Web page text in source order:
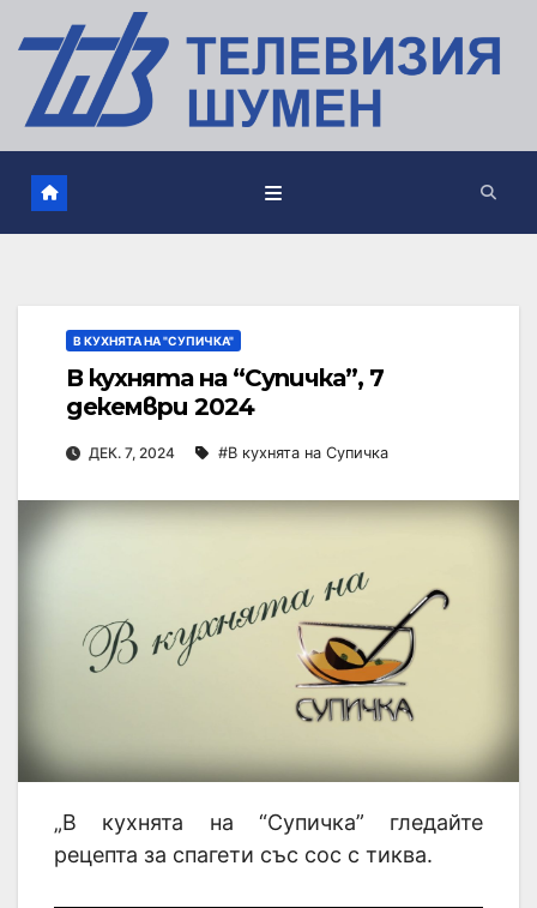
В КУХНЯТА НА "СУПИЧКА"
В кухнята на “Супичка”, 7
декември 2024
ДЕК. 7, 2024 #В кухнята на Супичка
„В кухнята на “Супичка” гледайте
рецепта за спагети със сос с тиква.